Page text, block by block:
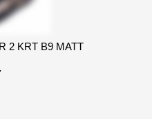
2 KRT B9 MATT